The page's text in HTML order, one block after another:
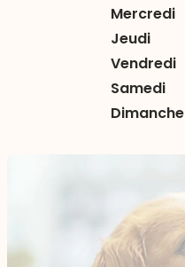
Mercredi
Jeudi
Vendredi
Samedi
Dimanche